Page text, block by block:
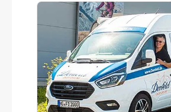
Display
Bosch Intuvia
Sattelstütze
Zecure